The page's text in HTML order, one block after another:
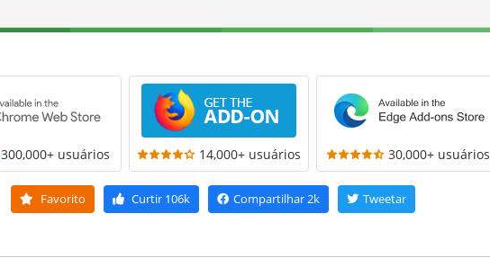
300,000+ usuários 14,000+ usuários 30,000+ usuários
Favorito Curtir106k Compartilhar2k Tweetar